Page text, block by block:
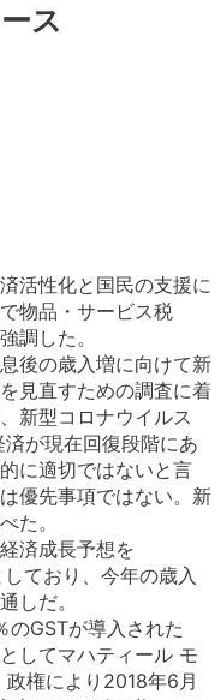
ス
活性化と国民の支援に
物品・サービス税
調した。
後の歳入増に向けて新
見直すための調査に着
新型コロナウイルス
が現在回復段階にあ
に適切ではないと言
優先事項ではない。新
た。
済成長予想を
ており、今年の歳入
しだ。
GSTが導入された
してマハティール モ
権により2018年6月